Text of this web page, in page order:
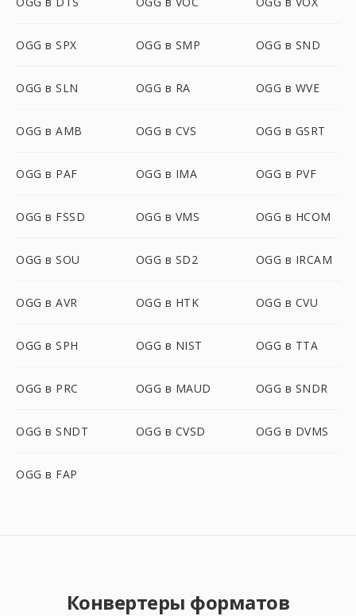
OGG в SPX OGG в SMP OGG в SND
OGG в SLN OGG в RA OGG в WVE
OGG в AMB OGG в CVS OGG в GSRT
OGG в PAF OGG в IMA OGG в PVF
OGG в FSSD OGG в VMS OGG в HCOM
OGG в SOU OGG в SD2 OGG в IRCAM
OGG в AVR OGG в HTK OGG в CVU
OGG в SPH OGG в NIST OGG в TTA
OGG в PRC OGG в MAUD OGG в SNDR
OGG в SNDT OGG в CVSD OGG в DVMS
OGG в FAP
Конвертеры форматов